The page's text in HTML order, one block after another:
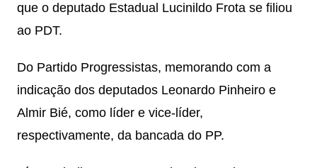
que o deputado Estadual Lucinildo Frota se filiou
ao PDT.
Do Partido Progressistas, memorando com a
indicação dos deputados Leonardo Pinheiro e
Almir Bié, como líder e vice-líder,
respectivamente, da bancada do PP.